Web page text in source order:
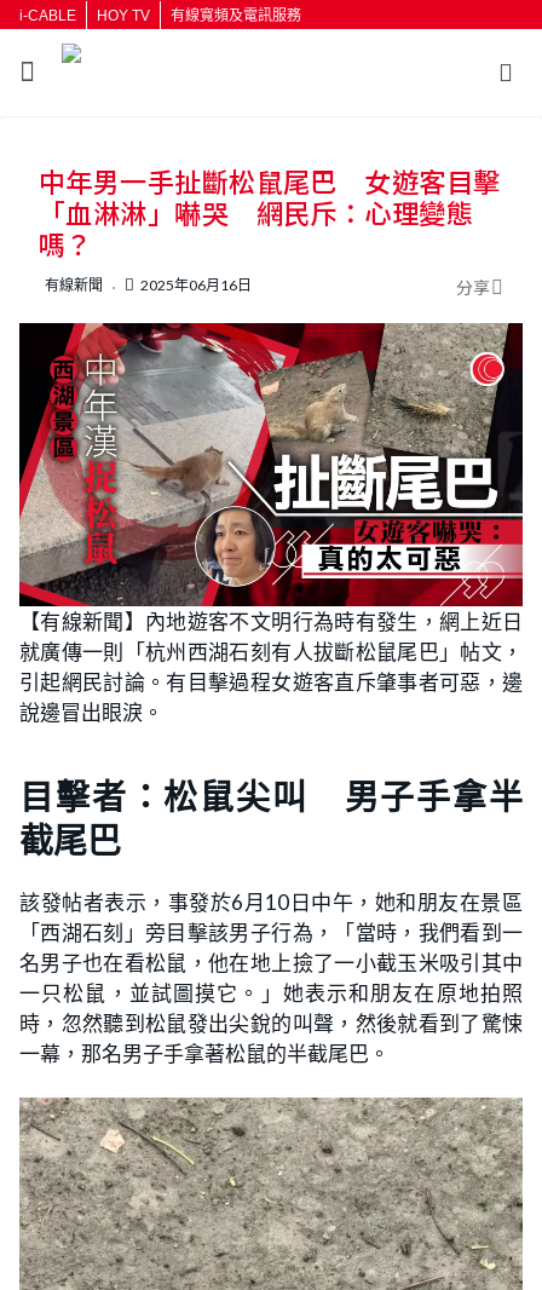
i-CABLE HOY TV 有線寬頻及電訊服務
按輸入鍵開始搜尋
中年男一手扯斷松鼠尾巴 女遊客目擊
「血淋淋」嚇哭 網民斥：心理變態
嗎？
有線新聞 2025年06月16日 分享
【有線新聞】內地遊客不文明行為時有發生，網上近日
就廣傳一則「杭州西湖石刻有人拔斷松鼠尾巴」帖文，
引起網民討論。有目擊過程女遊客直斥肇事者可惡，邊
說邊冒出眼淚。
目擊者：松鼠尖叫 男子手拿半
截尾巴
該發帖者表示，事發於6月10日中午，她和朋友在景區
「西湖石刻」旁目擊該男子行為，「當時，我們看到一
名男子也在看松鼠，他在地上撿了一小截玉米吸引其中
一只松鼠，並試圖摸它。」她表示和朋友在原地拍照
時，忽然聽到松鼠發出尖銳的叫聲，然後就看到了驚悚
一幕，那名男子手拿著松鼠的半截尾巴。